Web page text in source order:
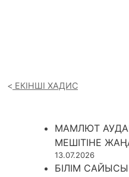
ЕКІНШІ ХАДИС
МАМЛЮТ
МЕШІТІНЕ
13.07.2026
БІЛІМ